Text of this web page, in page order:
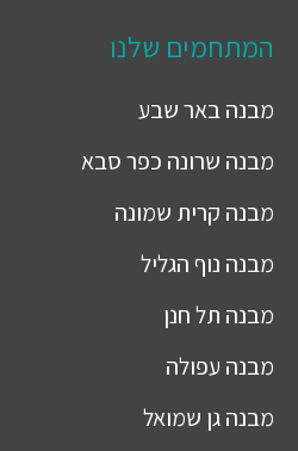
המתחמים שלנו
מבנהבאר שבע
מבנה שרונה כפר סבא
מבנה קרית שמונה
מבנה נוף הגליל
מבנה תל חנן
מבנה עפולה
מבנהגן שמואל